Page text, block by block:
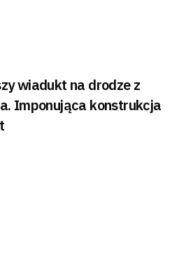
wiadukt na drodze z
Imponująca konstrukcja